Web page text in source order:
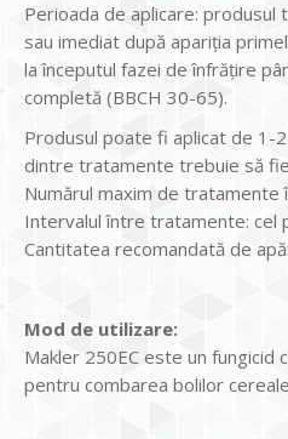
Perioada de aplicare:
sau imediat după apariția
la începutul fazei de înfrățire
completă (BBCH 30-65).
Produsul poate fi aplicat de 1-
dintre tratamente trebuie să
Numărul maxim de tratamente
Intervalul între tratamente: cel
Cantitatea recomandată de
Mod de utilizare:
Makler 250EC este un fungicid
pentru combarea bolilor